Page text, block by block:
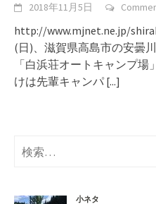
2018年11月5日
http://www.mjnet.ne.jp/
(日)、滋賀県高島市の安曇
「白浜荘オートキャンプ
けは先輩キャンパ [...]
検
索: